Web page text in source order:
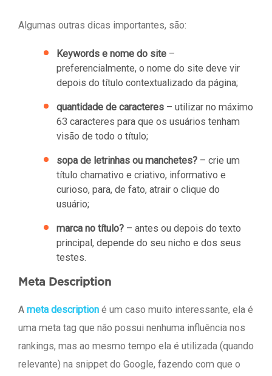
Algumas outras dicas importantes, são:
Keywords e nome do site –
preferencialmente, o nome do site deve vir
depois do título contextualizado da página;
quantidade de caracteres – utilizar no máximo
63 caracteres para que os usuários tenham
visão de todo o título;
sopa de letrinhas ou manchetes? – crie um
título chamativo e criativo, informativo e
curioso, para, de fato, atrair o clique do
usuário;
marca no título? – antes ou depois do texto
principal, depende do seu nicho e dos seus
testes.
Meta Description
A meta description é um caso muito interessante, ela é
uma meta tag que não possui nenhuma influência nos
rankings, mas ao mesmo tempo ela é utilizada (quando
relevante) na snippet do Google, fazendo com que o